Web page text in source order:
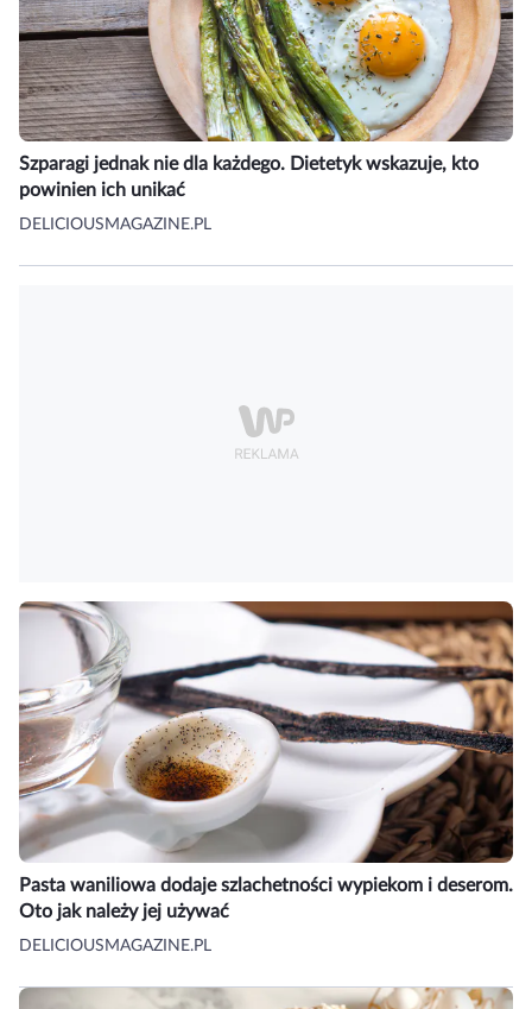
Szparagi jednak nie dla każdego. Dietetyk wskazuje, kto
powinien ich unikać
DELICIOUSMAGAZINE.PL
Pasta waniliowa dodaje szlachetności wypiekom i deserom.
Oto jak należy jej używać
DELICIOUSMAGAZINE.PL